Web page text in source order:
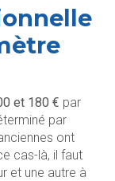
et 180 € par
par
ont
cas-là, il faut
et une autre à